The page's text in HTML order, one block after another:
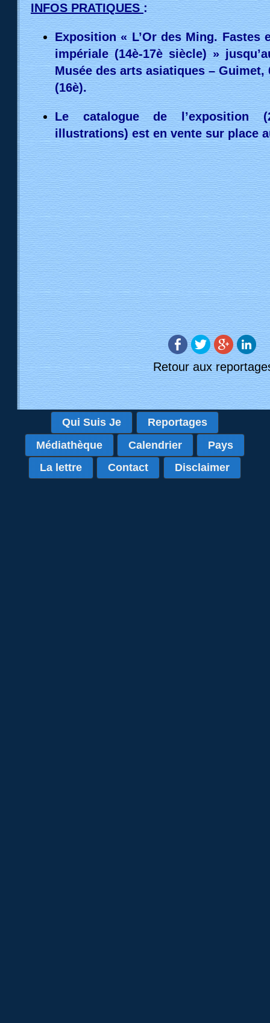
INFOS PRATIQUES:
Exposition « L’Or des Ming. Fastes
impériale (14è-17è siècle) »
Musée des arts asiatiques – Guimet,
(16è).
Le catalogue de l’exposition
illustrations) est en vente sur place
Retour aux
Qui Suis Je
Reportages
Médiathèque
Calendrier
Pays
La lettre
Contact Disclaimer